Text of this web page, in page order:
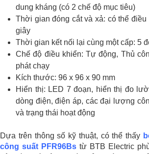
dung kháng (có 2 chế độ mục tiêu)
Thời gian đóng cắt và xả: có thể
giây
Thời gian kết nối lại cùng một cấp: 5
Chế độ điều khiển: Tự động, Thủ
phát chạy
Kích thước: 96 x 96 x 90 mm
Hiển thị: LED 7 đoạn, hiển thị đo
dòng điện, điện áp, các đại lượng
và trạng thái hoạt động
Dựa trên thông số kỹ thuật, có thể thấy
công suất PFR96Bs từ BTB Electric